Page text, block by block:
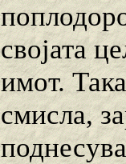
својата
имот.
смисла,